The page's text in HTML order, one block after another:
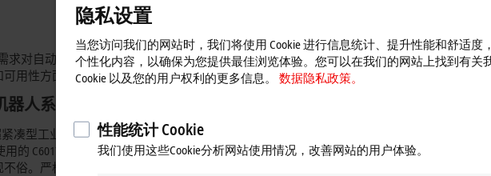
需求对自动化供应商进行评估，通过他们的国际团队在全球范围内寻找合作伙伴。在经过六
用性方面的出色表现，被 OMR 选中。
人系统的灵活性
凑型工业 PC，实现控制逻辑以及其它功能。虽然 Windows 长期以来一直是倍福设备控制器
用的 C6017 采用的则是 TwinCAT/BSD 操作系统（OS）。TwinCAT/BSD 是一款现代的类 UNIX 操
俗。严格来说，它在功能上类似于现代 PLC，使用实时操作系统（RTOS），而不是专用固
隐私设置
当您访问我们的网站时，我们将使用 Cookie 进行信息统计、提升性能和舒适度
个性化内容，以确保为您提供最佳浏览体验。您可以在我们的网站上找到有关
Cookie 以及您的用户权利的更多信息。
数据隐私政策。
性能统计 Cookie
我们使用这些Cookie分析网站使用情况，改善网站的用户体验。